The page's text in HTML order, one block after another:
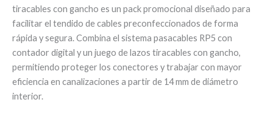
cantidad
tiracables con gancho es un pack promocional diseñado para
facilitar el tendido de cables preconfeccionados de forma
rápida y segura. Combina el sistema pasacables RP5 con
contador digital y un juego de lazos tiracables con gancho,
permitiendo proteger los conectores y trabajar con mayor
eficiencia en canalizaciones a partir de 14 mm de diámetro
interior.